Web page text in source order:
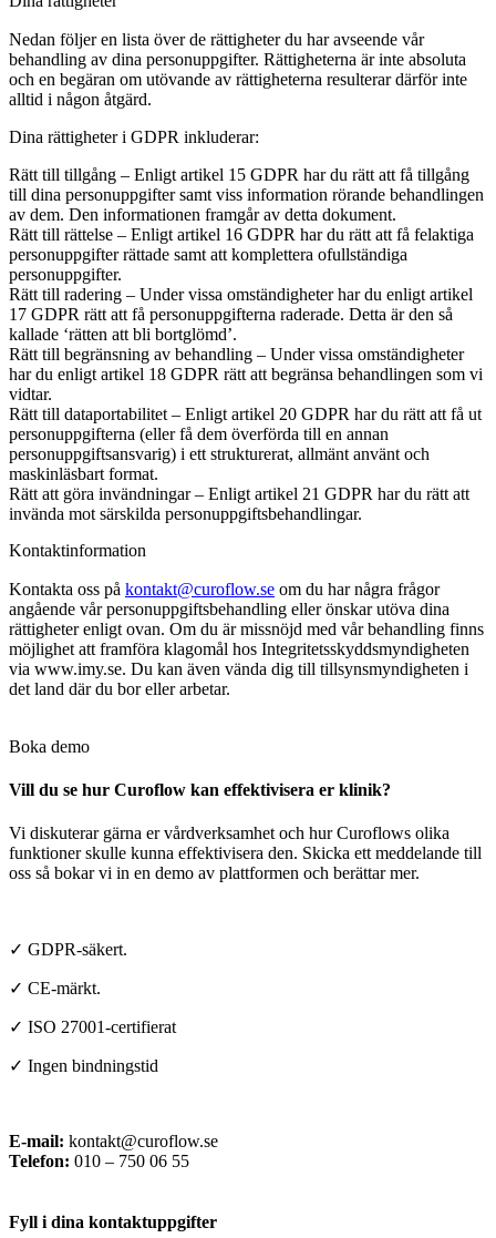
Nedan följer en lista över de rättigheter du har avseende vår
behandling av dina personuppgifter. Rättigheterna är inte absoluta
och en begäran om utövande av rättigheterna resulterar därför inte
alltid i någon åtgärd.
Dina rättigheter i GDPR inkluderar:
Rätt till tillgång – Enligt artikel 15 GDPR har du rätt att få tillgång
till dina personuppgifter samt viss information rörande behandlingen
av dem. Den informationen framgår av detta dokument.
Rätt till rättelse – Enligt artikel 16 GDPR har du rätt att få felaktiga
personuppgifter rättade samt att komplettera ofullständiga
personuppgifter.
Rätt till radering – Under vissa omständigheter har du enligt artikel
17 GDPR rätt att få personuppgifterna raderade. Detta är den så
kallade ‘rätten att bli bortglömd’.
Rätt till begränsning av behandling – Under vissa omständigheter
har du enligt artikel 18 GDPR rätt att begränsa behandlingen som vi
vidtar.
Rätt till dataportabilitet – Enligt artikel 20 GDPR har du rätt att få ut
personuppgifterna (eller få dem överförda till en annan
personuppgiftsansvarig) i ett strukturerat, allmänt använt och
maskinläsbart format.
Rätt att göra invändningar – Enligt artikel 21 GDPR har du rätt att
invända mot särskilda personuppgiftsbehandlingar.
Kontaktinformation
Kontakta oss på kontakt@curoflow.se om du har några frågor
angående vår personuppgiftsbehandling eller önskar utöva dina
rättigheter enligt ovan. Om du är missnöjd med vår behandling finns
möjlighet att framföra klagomål hos Integritetsskyddsmyndigheten
via www.imy.se. Du kan även vända dig till tillsynsmyndigheten i
det land där du bor eller arbetar.
Boka demo
Vill du se hur Curoflow kan effektivisera er klinik?
Vi diskuterar gärna er vårdverksamhet och hur Curoflows olika
funktioner skulle kunna effektivisera den. Skicka ett meddelande till
oss så bokar vi in en demo av plattformen och berättar mer.
✓ GDPR-säkert.
✓ CE-märkt.
✓ ISO 27001-certifierat
✓ Ingen bindningstid
E-mail: kontakt@curoflow.se
Telefon: 010 – 750 06 55
Fyll i dina kontaktuppgifter